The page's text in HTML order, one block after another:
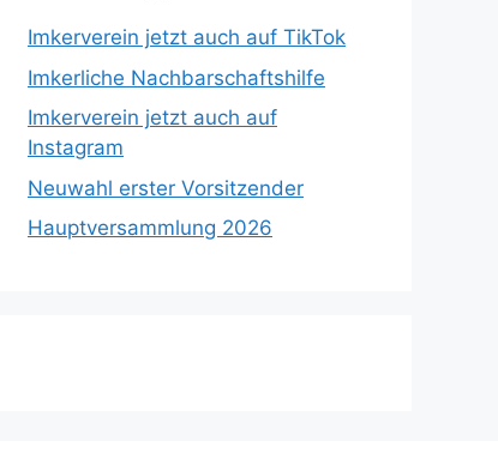
Imkerverein jetzt auch auf TikTok
Imkerliche Nachbarschaftshilfe
Imkerverein jetzt auch auf
Instagram
Neuwahl erster Vorsitzender
Hauptversammlung 2026